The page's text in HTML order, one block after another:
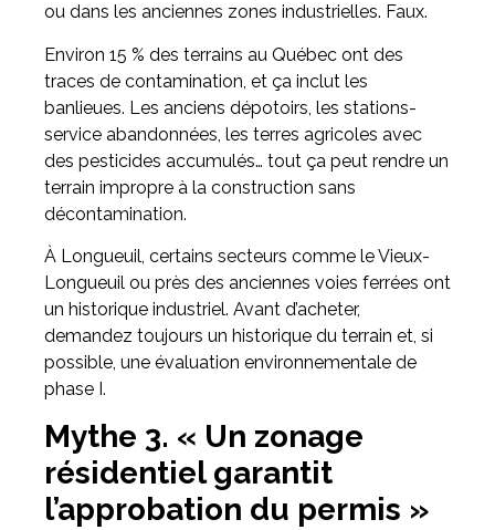
ou dans les anciennes zones industrielles. Faux.
Environ 15 % des terrains au Québec ont des
traces de contamination, et ça inclut les
banlieues. Les anciens dépotoirs, les stations-
service abandonnées, les terres agricoles avec
des pesticides accumulés… tout ça peut rendre un
terrain impropre à la construction sans
décontamination.
À Longueuil, certains secteurs comme le Vieux-
Longueuil ou près des anciennes voies ferrées ont
un historique industriel. Avant d’acheter,
demandez toujours un historique du terrain et, si
possible, une évaluation environnementale de
phase I.
Mythe 3. « Un zonage
résidentiel garantit
l’approbation du permis »